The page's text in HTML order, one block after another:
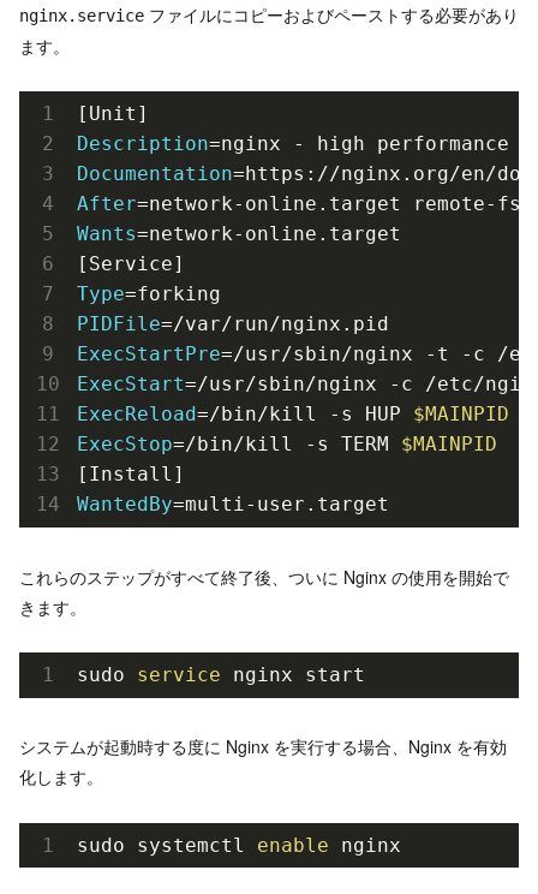
nginx.service ファイルにコピーおよびペーストする必要があり
ます。
Description=nginx - high performance
Documentation
After
Wants=network-online.target
Type
PIDFile
ExecStartPre
ExecStart
ExecReload=/bin/kill -s HUP $MAINPID
ExecStop=/bin/kill -s TERM $MAINPID
WantedBy=multi-user.target
これらのステップがすべて終了後、ついに Nginx の使用を開始で
きます。
sudo service nginx start
システムが起動時する度に Nginx を実行する場合、Nginx を有効
化します。
sudo systemctl enable nginx